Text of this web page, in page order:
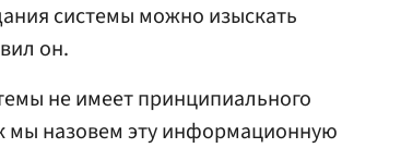
системы можно изыскать
он.
не имеет принципиального
мы назовем эту информационную